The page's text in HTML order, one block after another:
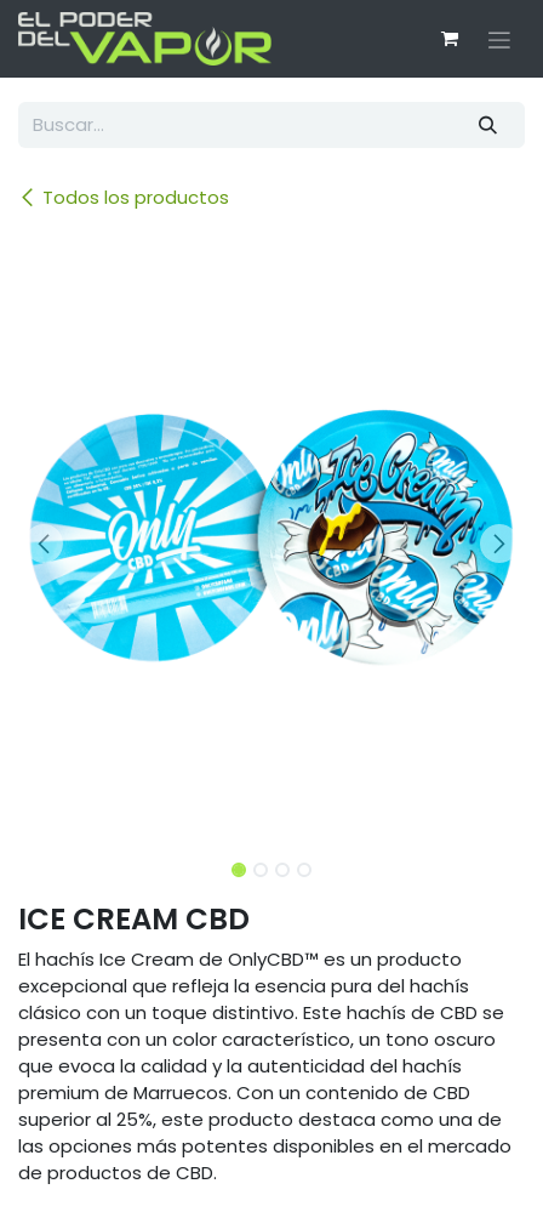
Ir al contenido
Todos los productos
ICE CREAM CBD
El hachís Ice Cream de OnlyCBD™ es un producto
excepcional que refleja la esencia pura del hachís
clásico con un toque distintivo. Este hachís de CBD se
presenta con un color característico, un tono oscuro
que evoca la calidad y la autenticidad del hachís
premium de Marruecos. Con un contenido de CBD
superior al 25%, este producto destaca como una de
las opciones más potentes disponibles en el mercado
de productos de CBD.